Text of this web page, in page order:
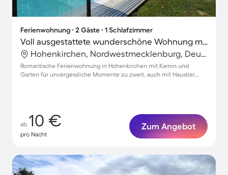
Ferienwohnung ∙ 2 Gäste ∙ 1 Schlafzimmer
Voll ausgestattete wunderschöne Wohnung mit Grill und Garten | Strand in der Nähe | Haustiere erlaubt
Hohenkirchen, Nordwestmecklenburg, Deutschland
Romantische Ferienwohnung in Hohenkirchen mit Kamin und
Garten für unvergessliche Momente zu zweit, auch mit Haustier
ab 10 €
pro Nacht
Zum Angebot